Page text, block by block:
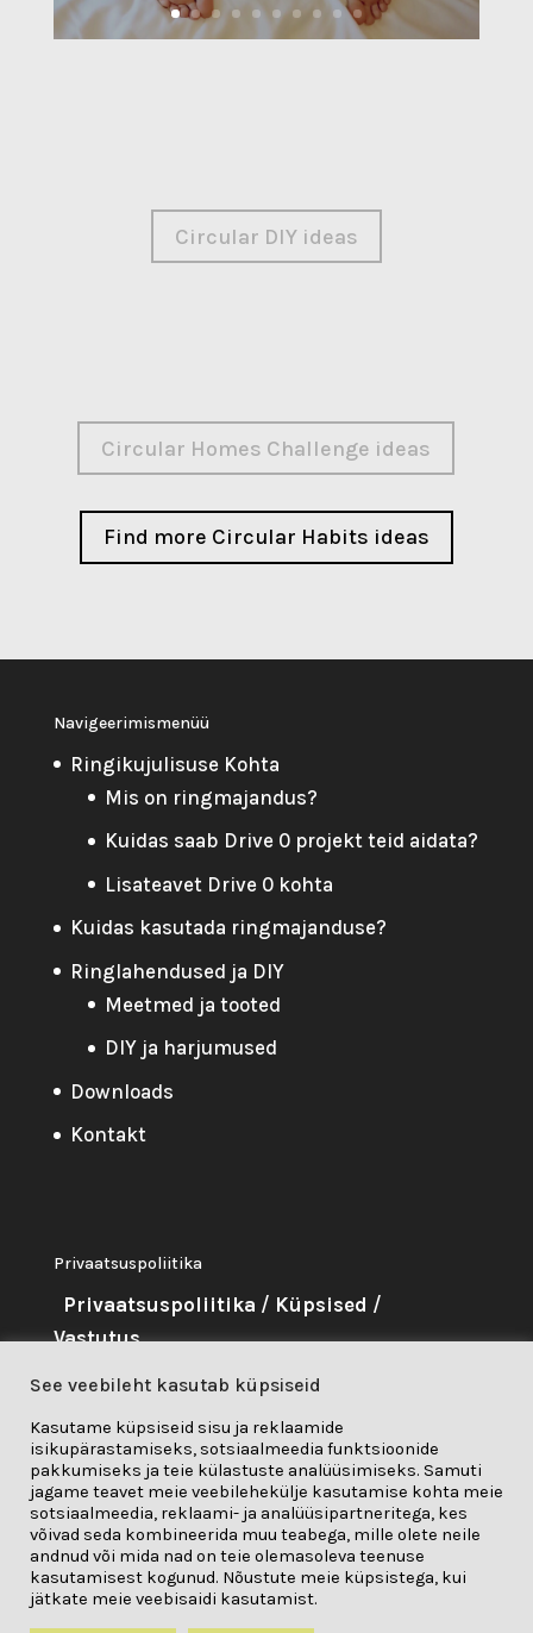
Circular DIY ideas
Circular Homes Challenge ideas
Find more Circular Habits ideas
Navigeerimismenüü
Ringikujulisuse Kohta
Mis on ringmajandus?
Kuidas saab Drive 0 projekt teid aidata?
Lisateavet Drive 0 kohta
Kuidas kasutada ringmajanduse?
Ringlahendused ja DIY
Meetmed ja tooted
DIY ja harjumused
Downloads
Kontakt
Privaatsuspoliitika
Privaatsuspoliitika / Küpsised /
Vastutus
Seda projekti on rahastanud
Euroopa Liidu teadus- ja
innovatsiooniprogramm "Horisont
2020" toetuslepingu nr 841850 alusel.
See veebileht kasutab küpsiseid
Kasutame küpsiseid sisu ja reklaamide
isikupärastamiseks, sotsiaalmeedia funktsioonide
pakkumiseks ja teie külastuste analüüsimiseks. Samuti
jagame teavet meie veebilehekülje kasutamise kohta meie
sotsiaalmeedia, reklaami- ja analüüsipartneritega, kes
võivad seda kombineerida muu teabega, mille olete neile
andnud või mida nad on teie olemasoleva teenuse
kasutamisest kogunud. Nõustute meie küpsistega, kui
jätkate meie veebisaidi kasutamist.